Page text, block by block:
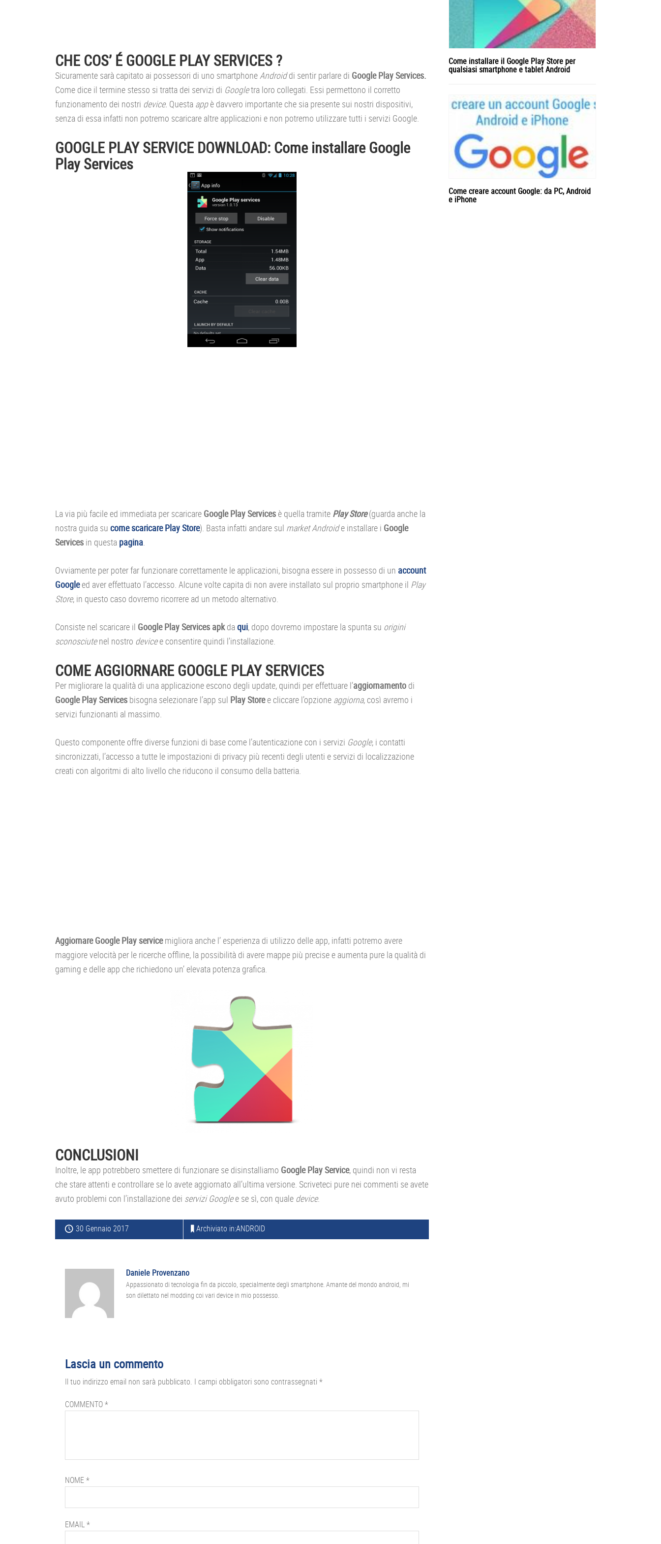
CHE COS’ É GOOGLE PLAY SERVICES ?
Sicuramente sarà capitato ai possessori di uno smartphoneAndroiddi sentir parlare di Google Play Services.
Come dice il termine stesso si tratta dei servizi di Googletra loro collegati. Essi permettono il corretto
funzionamento dei nostri device. Questa appè davvero importante che sia presente sui nostri dispositivi,
senza di essa infatti non potremo scaricare altre applicazioni e non potremo utilizzare tutti i servizi Google.
GOOGLE PLAY SERVICE DOWNLOAD: Come installare Google
Play Services
La via più facile ed immediata per scaricare Google Play Services è quella tramite Play Store(guarda anche la
nostra guida su come scaricare Play Store). Basta infatti andare sul market Androide installare i Google
Services in questa pagina
Ovviamente per poter far funzionare correttamente le applicazioni, bisogna essere in possesso di un account
Google ed aver effettuato l’accesso. Alcune volte capita di non avere installato sul proprio smartphone il Play
Store, in questo caso dovremo ricorrere ad un metodo alternativo.
Consiste nel scaricare il Google Play Services apkda qui, dopo dovremo impostare la spunta su origini
sconosciutenel nostro devicee consentire quindi l’installazione.
COME AGGIORNARE GOOGLE PLAY SERVICES
Per migliorare la qualità di una applicazione escono degli update, quindi per effettuare l’aggiornamento di
Google Play Services bisogna selezionare l’app sul Play Storee cliccare l’opzione aggiorna, così avremo i
servizi funzionanti al massimo.
Questo componente offre diverse funzioni di base come l’autenticazione con i servizi Google, i contatti
sincronizzati, l’accesso a tutte le impostazioni di privacy più recenti degli utenti e servizi di localizzazione
creati con algoritmi di alto livello che riducono il consumo della batteria.
Aggiornare Google Play servicemigliora anche l’ esperienza di utilizzo delle app, infatti potremo avere
maggiore velocità per le ricerche offline, la possibilità di avere mappe più precise e aumenta pure la qualità di
gaming e delle app che richiedono un’ elevata potenza grafica.
CONCLUSIONI
Inoltre, le app potrebbero smettere di funzionare se disinstalliamo Google Play Service, quindi non vi resta
che stare attenti e controllare se lo avete aggiornato all’ultima versione. Scriveteci pure nei commenti se avete
avuto problemi con l’installazione dei servizi Googlee se sì, con quale device.
30 Gennaio 2017 Archiviato in:ANDROID
Daniele Provenzano
Appassionato di tecnologia fin da piccolo, specialmente degli smartphone. Amante del mondo android, mi
son dilettato nel modding coi vari device in mio possesso.
Interazioni
del
lettore
Lascia un commento
Il tuo indirizzo email non sarà pubblicato. I campi obbligatori sono contrassegnati *
COMMENTO*
NOME*
EMAIL*
Come installare il Google Play Store per
qualsiasi smartphone e tablet Android
Come creare account Google: da PC, Android
e iPhone